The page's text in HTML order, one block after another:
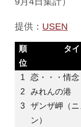
提供： USEN
順
位
タ
1 恋・・・情念
2
みれんの港
3
ザンザ岬（
ン）